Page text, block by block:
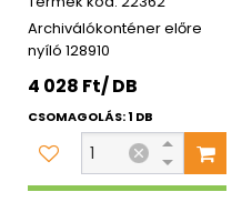
Archiválókonténer előre
nyíló 128910
4 028 Ft/ DB
CSOMAGOLÁS: 1 DB